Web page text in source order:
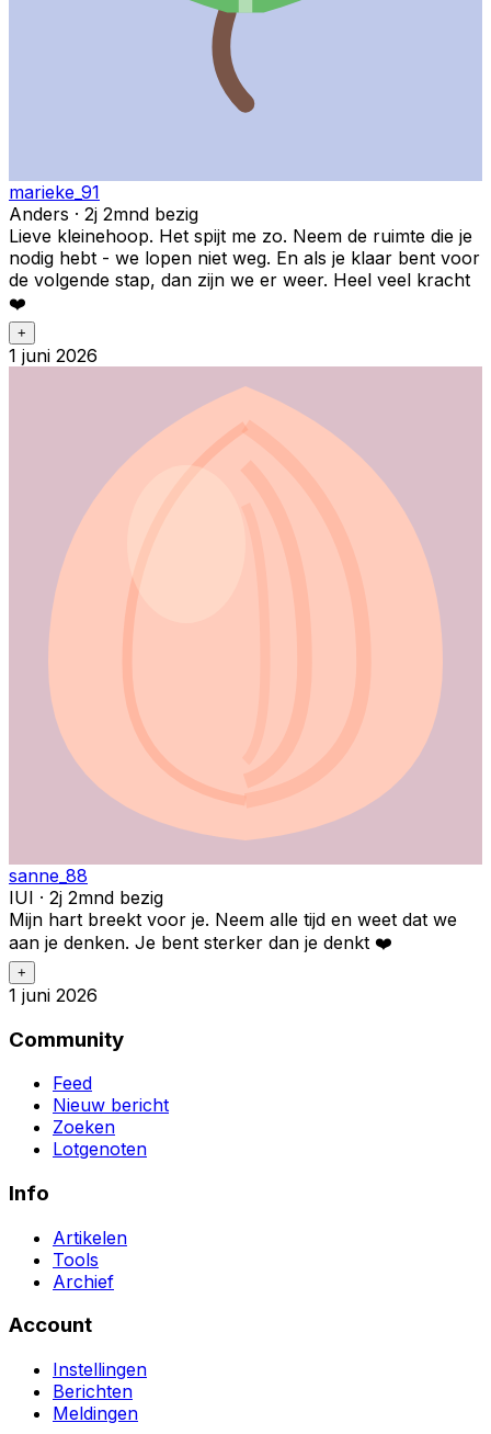
marieke_91
Anders · 2j 2mnd bezig
Lieve kleinehoop. Het spijt me zo. Neem de ruimte die je
nodig hebt - we lopen niet weg. En als je klaar bent voor
de volgende stap, dan zijn we er weer. Heel veel kracht
❤️
+
1 juni 2026
sanne_88
IUI · 2j 2mnd bezig
Mijn hart breekt voor je. Neem alle tijd en weet dat we
aan je denken. Je bent sterker dan je denkt ❤️
+
1 juni 2026
Community
Feed
Nieuw bericht
Zoeken
Lotgenoten
Info
Artikelen
Tools
Archief
Account
Instellingen
Berichten
Meldingen